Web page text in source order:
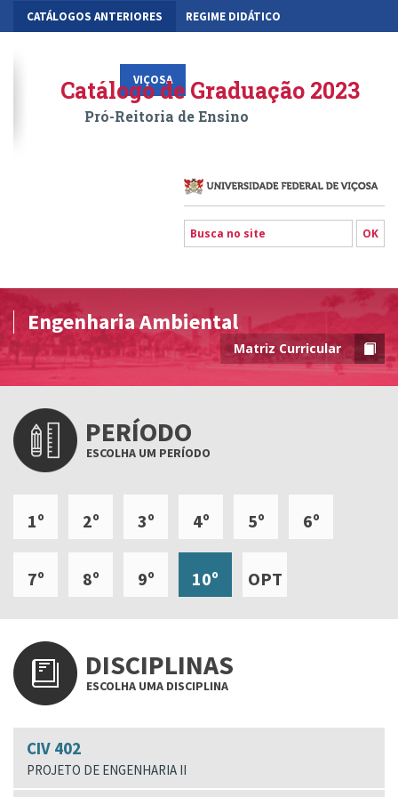
CATÁLOGOS ANTERIORES REGIME DIDÁTICO
VIÇOSA RIO PARANAÍBA FLORESTAL
Catálogo de Graduação 2023
Pró-Reitoria de Ensino
Engenharia Ambiental
Matriz Curricular
PERÍODO
ESCOLHA UM PERÍODO
1º 2º 3º 4º 5º 6º
7º 8º 9º 10º OPT
DISCIPLINAS
ESCOLHA UMA DISCIPLINA
CIV 402
PROJETO DE ENGENHARIA II